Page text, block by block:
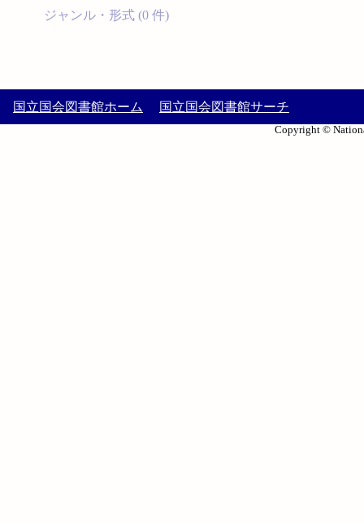
ジャンル・形式 (0 件)
国立国会図書館ホーム 国立国会図書館サーチ
Copyright ©